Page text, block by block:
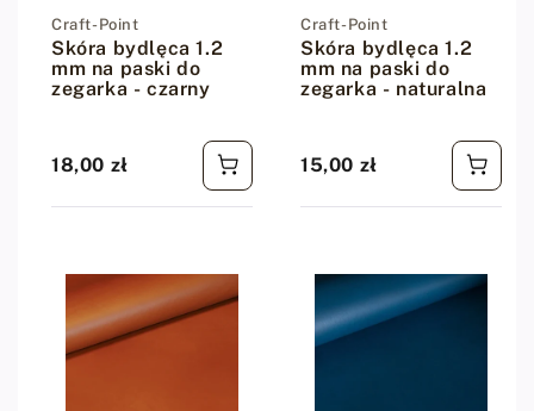
Dostawca:
Craft-Point
Skóra bydlęca 1.2
mm na paski do
zegarka - czarny
Cena regularna
18,00 zł
Dostawca:
Craft-Point
Skóra bydlęca 1.2
mm na paski do
zegarka - naturalna
Cena regularna
15,00 zł